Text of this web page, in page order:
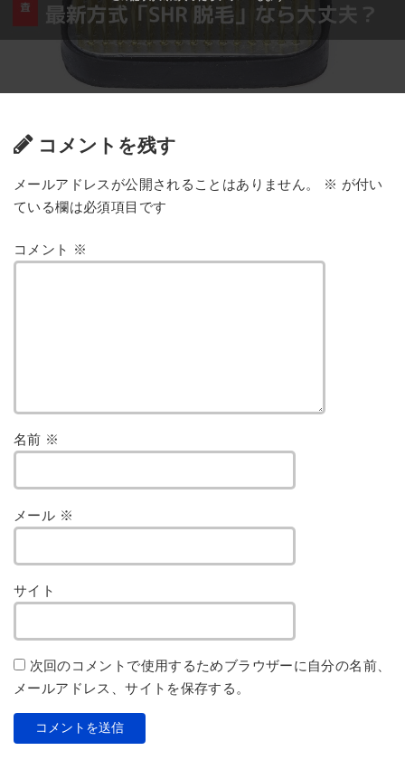
コメントを残す
メールアドレスが公開されることはありません。 ※ が付い
ている欄は必須項目です
コメント ※
名前 ※
メール ※
サイト
次回のコメントで使用するためブラウザーに自分の名前、
メールアドレス、サイトを保存する。